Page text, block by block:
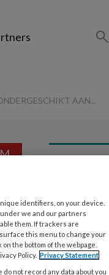
AAN...
5 AUGUSTUS
identifiers, on your device.
we and our partners
them. If trackers are
this menu to change your
the bottom of the webpage.
Policy. Privacy Statement
not record any data about you